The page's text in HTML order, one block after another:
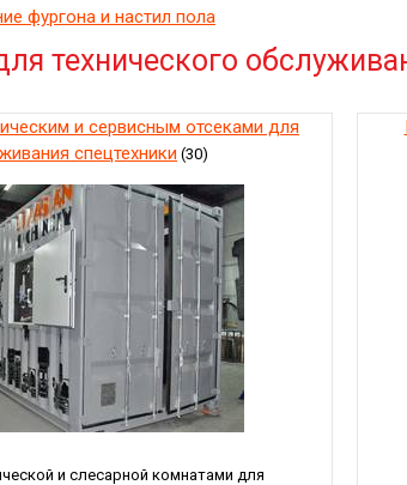
фургона и настил пола
технического
и сервисным отсеками для
спецтехники (30)
и слесарной комнатами для